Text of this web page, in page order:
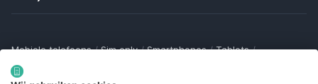
Mobiele telefoons / Sim only / Smartphones / Tablets /
Smartwatches
Bluetooth trackers / Opladers